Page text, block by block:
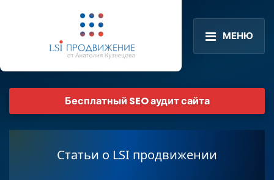
МЕНЮ
Бесплатный SEO аудит сайта
Статьи о LSI продвижении